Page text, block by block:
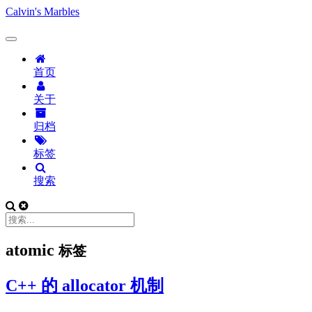
Calvin's Marbles
首页
关于
归档
标签
搜索
atomic标签
C++ 的 allocator 机制